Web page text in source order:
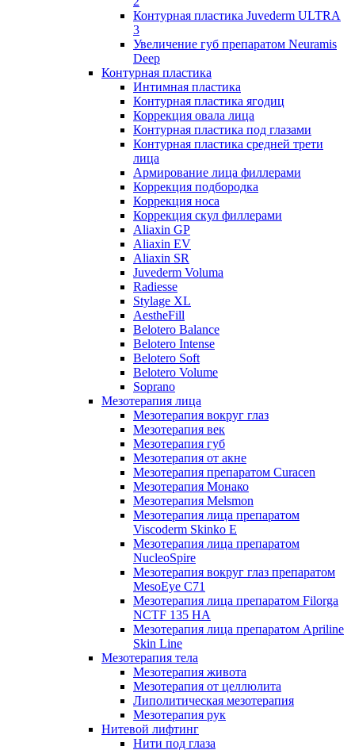
Контурная пластика Juvederm ULTRA
3
Увеличение губ препаратом Neuramis
Deep
Контурная пластика
Интимная пластика
Контурная пластика ягодиц
Коррекция овала лица
Контурная пластика под глазами
Контурная пластика средней трети
лица
Армирование лица филлерами
Коррекция подбородка
Коррекция носа
Коррекция скул филлерами
Aliaxin GP
Aliaxin EV
Aliaxin SR
Juvederm Voluma
Radiesse
Stylage XL
AestheFill
Belotero Balance
Belotero Intense
Belotero Soft
Belotero Volume
Soprano
Мезотерапия лица
Мезотерапия вокруг глаз
Мезотерапия век
Мезотерапия губ
Мезотерапия от акне
Мезотерапия препаратом Curacen
Мезотерапия Монако
Мезотерапия Melsmon
Мезотерапия лица препаратом
Viscoderm Skinko E
Мезотерапия лица препаратом
NucleoSpire
Мезотерапия вокруг глаз препаратом
MesoEye С71
Мезотерапия лица препаратом Filorga
NCTF 135 HA
Мезотерапия лица препаратом Apriline
Skin Line
Мезотерапия тела
Мезотерапия живота
Мезотерапия от целлюлита
Липолитическая мезотерапия
Мезотерапия рук
Нитевой лифтинг
Нити под глаза